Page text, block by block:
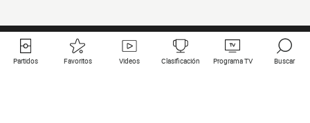
Partidos Favoritos Videos Clasificación Programa TV Buscar